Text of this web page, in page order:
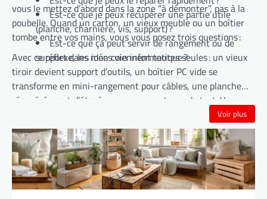
vous le mettez d’abord dans la zone “à démonter”, pas à la
poubelle. Quand un carton, un vieux meuble ou un boîtier
tombe entre vos mains, vous vous posez trois questions :
Est-ce que je peux récupérer une partie utile
(planche, charnière, vis, support) ?
Est-ce que ça peut servir de rangement ou de
support dans mon coin informatique ?
Avec ce réflexe, les idées viennent toutes seules : un vieux
tiroir devient support d’outils, un boîtier PC vide se
transforme en mini-rangement pour câbles, une planche
récupérée sert d’étagère pour vos routeurs de test. Vous
réduisez vos déchets, vous dépensez moins, et vous créez
un environnement de travail qui vous ressemble, à mi-
chemin entre labo et atelier de bricoleur malin.
Voir plus